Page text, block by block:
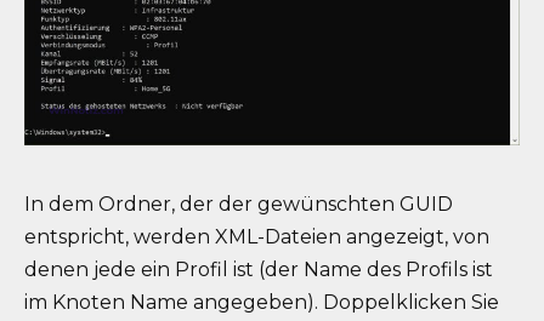
In dem Ordner, der der gewünschten GUID
entspricht, werden XML-Dateien angezeigt, von
denen jede ein Profil ist (der Name des Profils ist
im Knoten Name angegeben). Doppelklicken Sie